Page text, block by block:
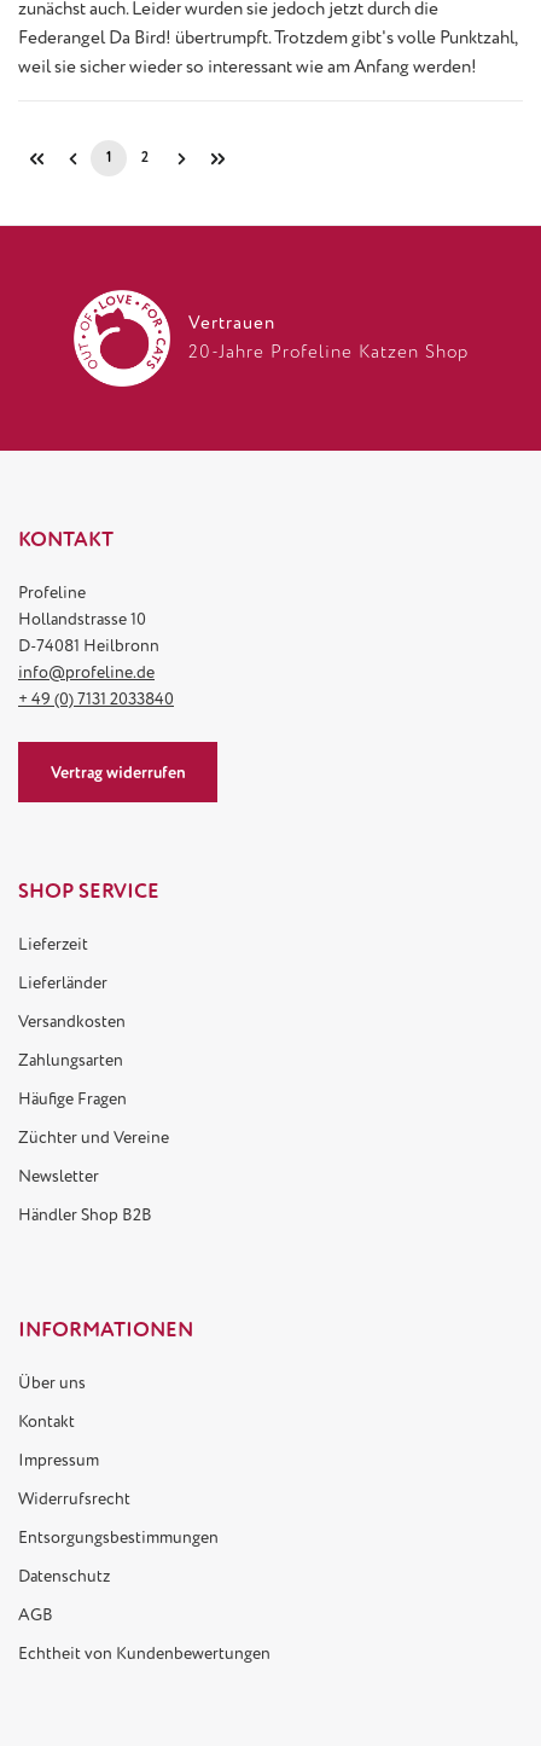
zunächst auch. Leider wurden sie jedoch jetzt durch die
Federangel Da Bird! übertrumpft. Trotzdem gibt's volle Punktzahl,
weil sie sicher wieder so interessant wie am Anfang werden!
Seite
1 Seite
2
Vertrauen
20-Jahre Profeline Katzen Shop
KONTAKT
Profeline
Hollandstrasse 10
D-74081 Heilbronn
info@profeline.de
+ 49 (0) 7131 2033840
Vertrag widerrufen
SHOP SERVICE
Lieferzeit
Lieferländer
Versandkosten
Zahlungsarten
Häufige Fragen
Züchter und Vereine
Newsletter
Händler Shop B2B
INFORMATIONEN
Über uns
Kontakt
Impressum
Widerrufsrecht
Entsorgungsbestimmungen
Datenschutz
AGB
Echtheit von Kundenbewertungen